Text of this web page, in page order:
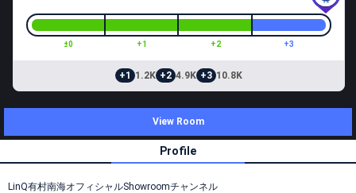
±0 +1 +2 +3
+1 1.2K +2 4.9K +3 10.8K
View Room
Profile
LinQ有村南海オフィシャルShowroomチャンネル